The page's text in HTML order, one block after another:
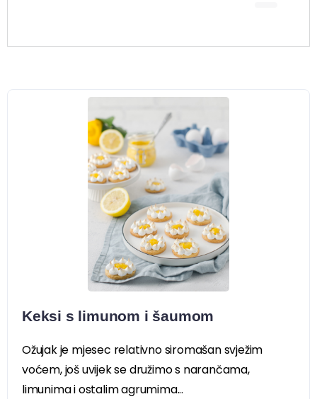
Keksi s limunom i šaumom
Ožujak je mjesec relativno siromašan svježim
voćem, još uvijek se družimo s narančama,
limunima i ostalim agrumima...